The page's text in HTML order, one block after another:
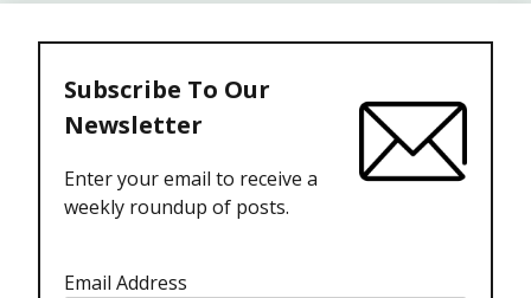
Subscribe To Our
Newsletter
Enter your email to receive a
weekly roundup of posts.
Email Address